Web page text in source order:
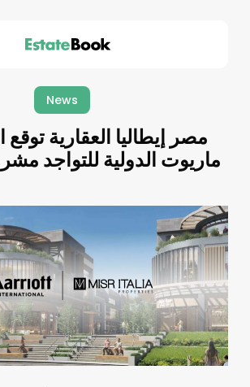
News
مصر إيطاليا العقارية توقع
ماريوت الدولية للتواجد